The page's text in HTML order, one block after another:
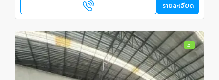
รายละเอียด
เช่า